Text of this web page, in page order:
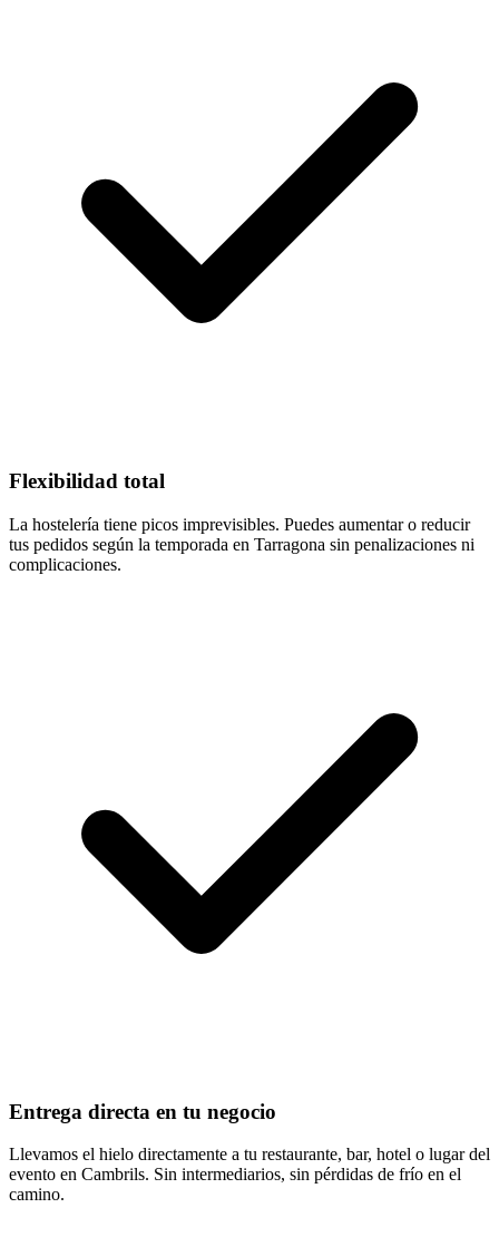
Flexibilidad total
La hostelería tiene picos imprevisibles. Puedes aumentar o reducir
tus pedidos según la temporada en Tarragona sin penalizaciones ni
complicaciones.
Entrega directa en tu negocio
Llevamos el hielo directamente a tu restaurante, bar, hotel o lugar del
evento en Cambrils. Sin intermediarios, sin pérdidas de frío en el
camino.